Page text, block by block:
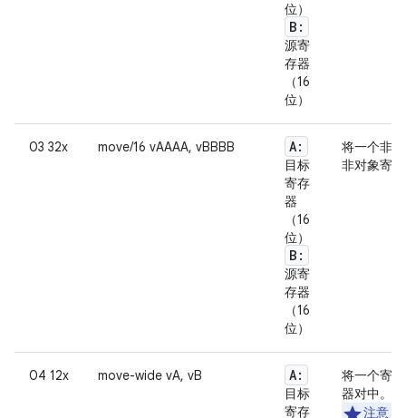
位）
B:
源寄
存器
（16
位）
03 32x move/16 vAAAA, vBBBB A:
目标
寄存
器
（16
位）
B:
源寄
存器
（16
位）
将一个非
非对象寄
04 12x move-wide vA, vB A:
目标
寄存
将一个寄
器对中。
注意